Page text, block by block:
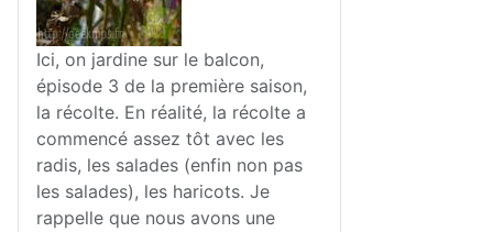
Ici, on jardine sur le balcon,
épisode 3 de la première saison,
la récolte. En réalité, la récolte a
commencé assez tôt avec les
radis, les salades (enfin non pas
les salades), les haricots. Je
rappelle que nous avons une